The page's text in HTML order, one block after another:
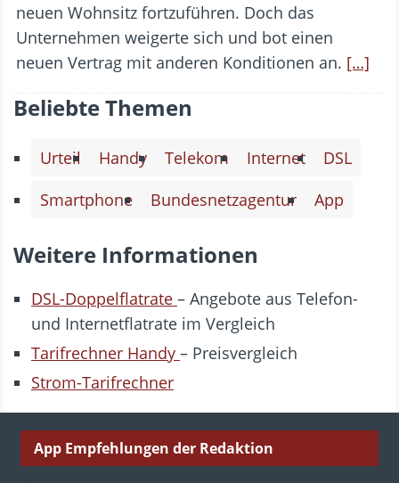
neuen Wohnsitz fortzuführen. Doch das
Unternehmen weigerte sich und bot einen
neuen Vertrag mit anderen Konditionen an. […]
Beliebte Themen
Urteil Handy Telekom Internet
DSL
Smartphone
Bundesnetzagentur App
Weitere Informationen
DSL-Doppelflatrate – Angebote aus Telefon-
und Internetflatrate im Vergleich
Tarifrechner Handy – Preisvergleich
Strom-Tarifrechner
App Empfehlungen der Redaktion